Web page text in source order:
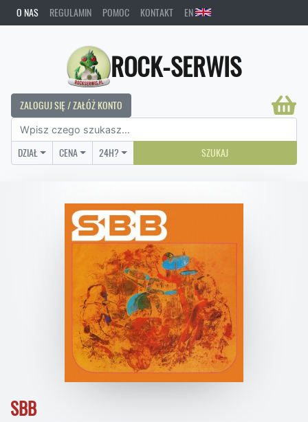
O NAS REGULAMIN POMOC KONTAKT EN
ROCK-SERWIS
ZALOGUJ SIĘ / ZAŁÓŻ KONTO
DZIAŁ CENA 24H? SZUKAJ
SBB